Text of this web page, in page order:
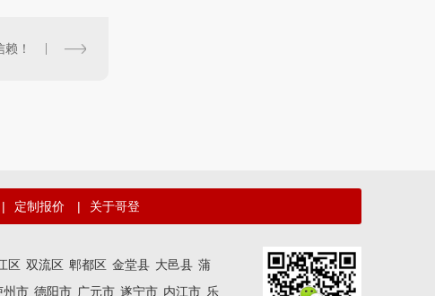
！
| 定制报价 | 关于哥登
区 双流区 郫都区 金堂县 大邑县 蒲
州市 德阳市 广元市 遂宁市 内江市 乐